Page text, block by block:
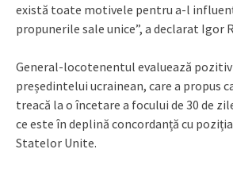
există toate motivele pentru a-l
propunerile sale unice”, a declarat Igor
General-locotenentul evaluează pozitiv
președintelui ucrainean, care a propus
treacă la o încetare a focului de 30 de
ce este în deplină concordanță cu
Statelor Unite.